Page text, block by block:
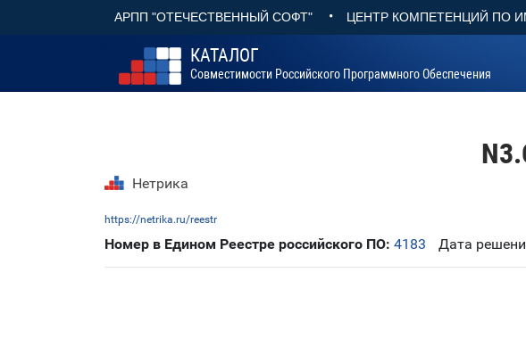
АРПП "ОТЕЧЕСТВЕННЫЙ СОФТ" • ЦЕНТР КОМПЕТЕНЦИЙ ПО
КАТАЛОГ
Совместимости Российского Программного Обеспечения
Нетрика
https://netrika.ru/reestr
Номер в Едином Реестре российского ПО: 4183 Дата